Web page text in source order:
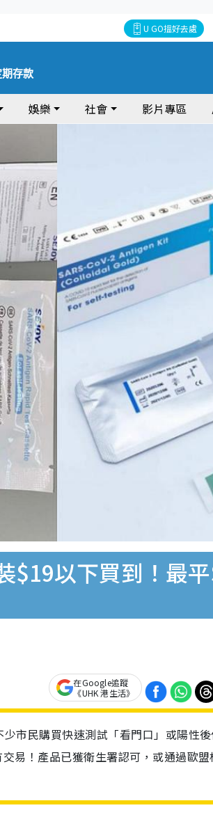
U GO搵好去處
期存款
娛樂 社會 影片專區
$19以下買到！最
在Google追蹤
《UHK 港生活》
市民購買快速測試「看門口」或陽性
易！產品已獲衛生署認可，或通過歐盟